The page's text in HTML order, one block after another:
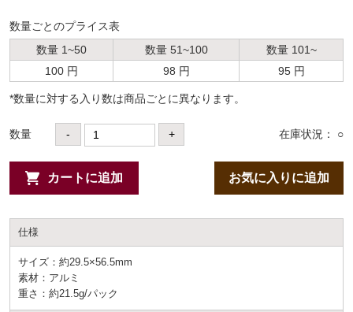
数量ごとのプライス表
数量 1~50
数量 51~100
数量 101~
100 円
98 円 95 円
*数量に対する⼊り数は商品ごとに異なります。
数量 - + 在庫状況： ○
カートに追加 お気に入りに追加
仕様
サイズ：約29.5×56.5mm
素材：アルミ
重さ：約21.5g/パック